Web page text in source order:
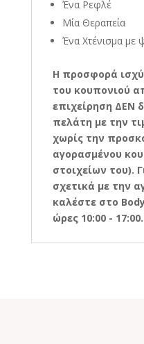
Ένα Ρεφλέ
Μία Θεραπεία
Ένα Χτένισμα με
Η προσφορά
του κουπονιού
επιχείρηση ΔΕΝ
πελάτη με την
χωρίς την
αγορασμένου
στοιχείων του).
σχετικά με την
καλέστε στο
ώρες 10:00 - 17:00.